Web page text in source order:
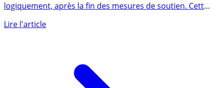
logiquement, après la fin des mesures de soutien. Cette